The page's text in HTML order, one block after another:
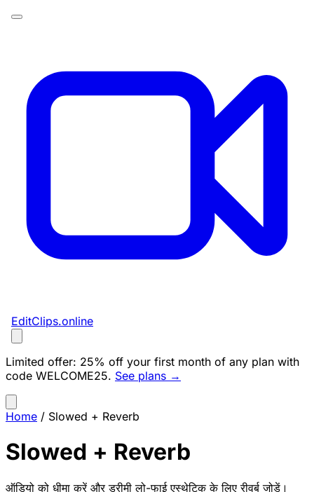
EditClips.online
Limited offer: 25% off your first month of any plan with
code WELCOME25. See plans →
Home / Slowed + Reverb
Slowed + Reverb
ऑडियो को धीमा करें और ड्रीमी लो-फाई एस्थेटिक के लिए रीवर्ब जोड़ें।